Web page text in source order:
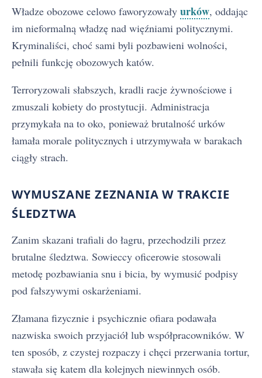
Władze obozowe celowo faworyzowały urków, oddając
im nieformalną władzę nad więźniami politycznymi.
Kryminaliści, choć sami byli pozbawieni wolności,
pełnili funkcję obozowych katów.
Terroryzowali słabszych, kradli racje żywnościowe i
zmuszali kobiety do prostytucji. Administracja
przymykała na to oko, ponieważ brutalność urków
łamała morale politycznych i utrzymywała w barakach
ciągły strach.
WYMUSZANE ZEZNANIA W TRAKCIE
ŚLEDZTWA
Zanim skazani trafiali do łagru, przechodzili przez
brutalne śledztwa. Sowieccy oficerowie stosowali
metodę pozbawiania snu i bicia, by wymusić podpisy
pod fałszywymi oskarżeniami.
Złamana fizycznie i psychicznie ofiara podawała
nazwiska swoich przyjaciół lub współpracowników. W
ten sposób, z czystej rozpaczy i chęci przerwania tortur,
stawała się katem dla kolejnych niewinnych osób.